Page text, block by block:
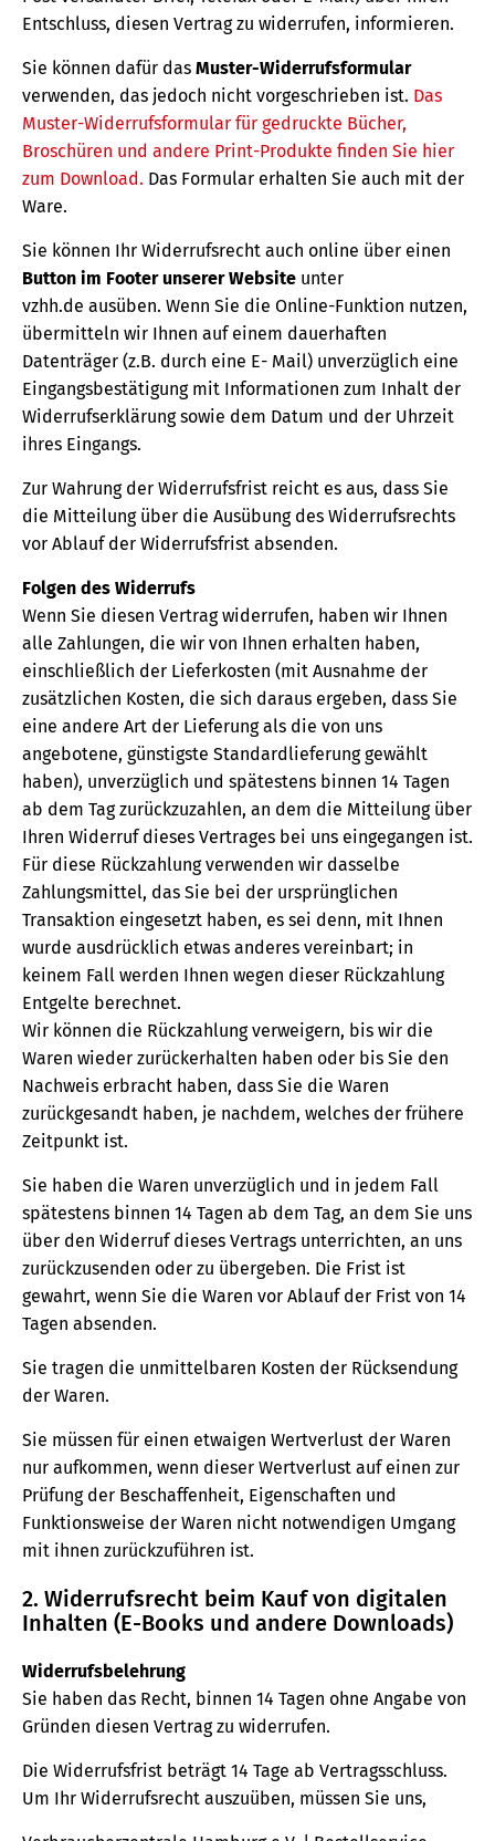
Entschluss, diesen Vertrag zu widerrufen, informieren.
Sie können dafür das Muster-Widerrufsformular
verwenden, das jedoch nicht vorgeschrieben ist. Das
Muster-Widerrufsformular für gedruckte Bücher,
Broschüren und andere Print-Produkte finden Sie hier
zum Download. Das Formular erhalten Sie auch mit der
Ware.
Sie können Ihr Widerrufsrecht auch online über einen
Button im Footer unserer Website unter
vzhh.de ausüben. Wenn Sie die Online-Funktion nutzen,
übermitteln wir Ihnen auf einem dauerhaften
Datenträger (z.B. durch eine E- Mail) unverzüglich eine
Eingangsbestätigung mit Informationen zum Inhalt der
Widerrufserklärung sowie dem Datum und der Uhrzeit
ihres Eingangs.
Zur Wahrung der Widerrufsfrist reicht es aus, dass Sie
die Mitteilung über die Ausübung des Widerrufsrechts
vor Ablauf der Widerrufsfrist absenden.
Folgen des Widerrufs
Wenn Sie diesen Vertrag widerrufen, haben wir Ihnen
alle Zahlungen, die wir von Ihnen erhalten haben,
einschließlich der Lieferkosten (mit Ausnahme der
zusätzlichen Kosten, die sich daraus ergeben, dass Sie
eine andere Art der Lieferung als die von uns
angebotene, günstigste Standardlieferung gewählt
haben), unverzüglich und spätestens binnen 14 Tagen
ab dem Tag zurückzuzahlen, an dem die Mitteilung über
Ihren Widerruf dieses Vertrages bei uns eingegangen ist.
Für diese Rückzahlung verwenden wir dasselbe
Zahlungsmittel, das Sie bei der ursprünglichen
Transaktion eingesetzt haben, es sei denn, mit Ihnen
wurde ausdrücklich etwas anderes vereinbart; in
keinem Fall werden Ihnen wegen dieser Rückzahlung
Entgelte berechnet.
Wir können die Rückzahlung verweigern, bis wir die
Waren wieder zurückerhalten haben oder bis Sie den
Nachweis erbracht haben, dass Sie die Waren
zurückgesandt haben, je nachdem, welches der frühere
Zeitpunkt ist.
Sie haben die Waren unverzüglich und in jedem Fall
spätestens binnen 14 Tagen ab dem Tag, an dem Sie uns
über den Widerruf dieses Vertrags unterrichten, an uns
zurückzusenden oder zu übergeben. Die Frist ist
gewahrt, wenn Sie die Waren vor Ablauf der Frist von 14
Tagen absenden.
Sie tragen die unmittelbaren Kosten der Rücksendung
der Waren.
Sie müssen für einen etwaigen Wertverlust der Waren
nur aufkommen, wenn dieser Wertverlust auf einen zur
Prüfung der Beschaffenheit, Eigenschaften und
Funktionsweise der Waren nicht notwendigen Umgang
mit ihnen zurückzuführen ist.
2. Widerrufsrecht beim Kauf von digitalen
Inhalten (E-Books und andere Downloads)
Widerrufsbelehrung
Sie haben das Recht, binnen 14 Tagen ohne Angabe von
Gründen diesen Vertrag zu widerrufen.
Die Widerrufsfrist beträgt 14 Tage ab Vertragsschluss.
Um Ihr Widerrufsrecht auszuüben, müssen Sie uns,